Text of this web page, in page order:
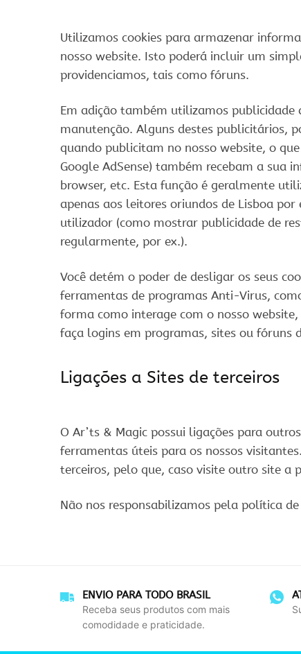
Utilizamos cookies para armazenar
nosso website. Isto poderá incluir um
providenciamos, tais como fóruns.
Em adição também utilizamos publicidade
manutenção. Alguns destes publicitários,
quando publicitam no nosso website, o
Google AdSense) também recebam a sua
browser, etc. Esta função é geralmente
apenas aos leitores oriundos de Lisboa
utilizador (como mostrar publicidade de
regularmente, por ex.).
Você detém o poder de desligar os seus
ferramentas de programas Anti-Virus,
forma como interage com o nosso
faça logins em programas, sites ou fóruns
Ligações a Sites de terceiros
O Ar’ts & Magic possui ligações para
ferramentas úteis para os nossos
terceiros, pelo que, caso visite outro site a
Não nos responsabilizamos pela política
ENVIO PARA TODO BRASIL
Receba seus produtos com mais
comodidade e praticidade.